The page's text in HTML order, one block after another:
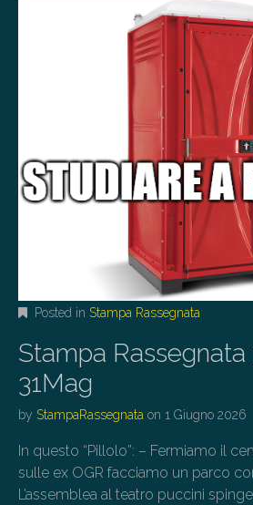
Posted in Stampa Rassegnata
Stampa Rassegnata
31Mag
by StampaRassegnata on 1 Giugno 2026
In questo “Pillolo”: – Fermiamo il
sulle ex OGR facciamo un parco
L’assemblea al teatro puccini